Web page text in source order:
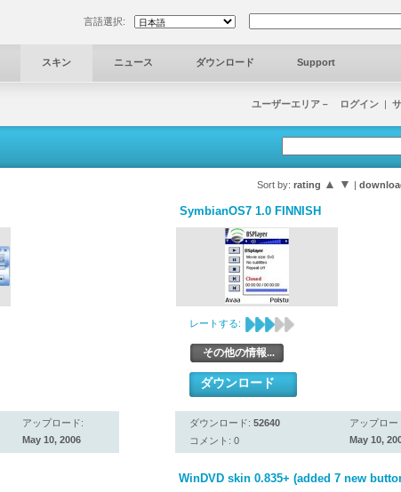
言語選択:
スキン ニュース ダウンロード Support
ユーザーエリア－ ログイン |
Sort by: rating ▲ ▼ |
アップロード:
May 10, 2006
SymbianOS7 1.0 FINNISH
レートする:
その他の情報...
ダウンロード
ダウンロード: 52640
コメント: 0
アップロー
May 10,
WinDVD skin 0.835+ (added 7 new